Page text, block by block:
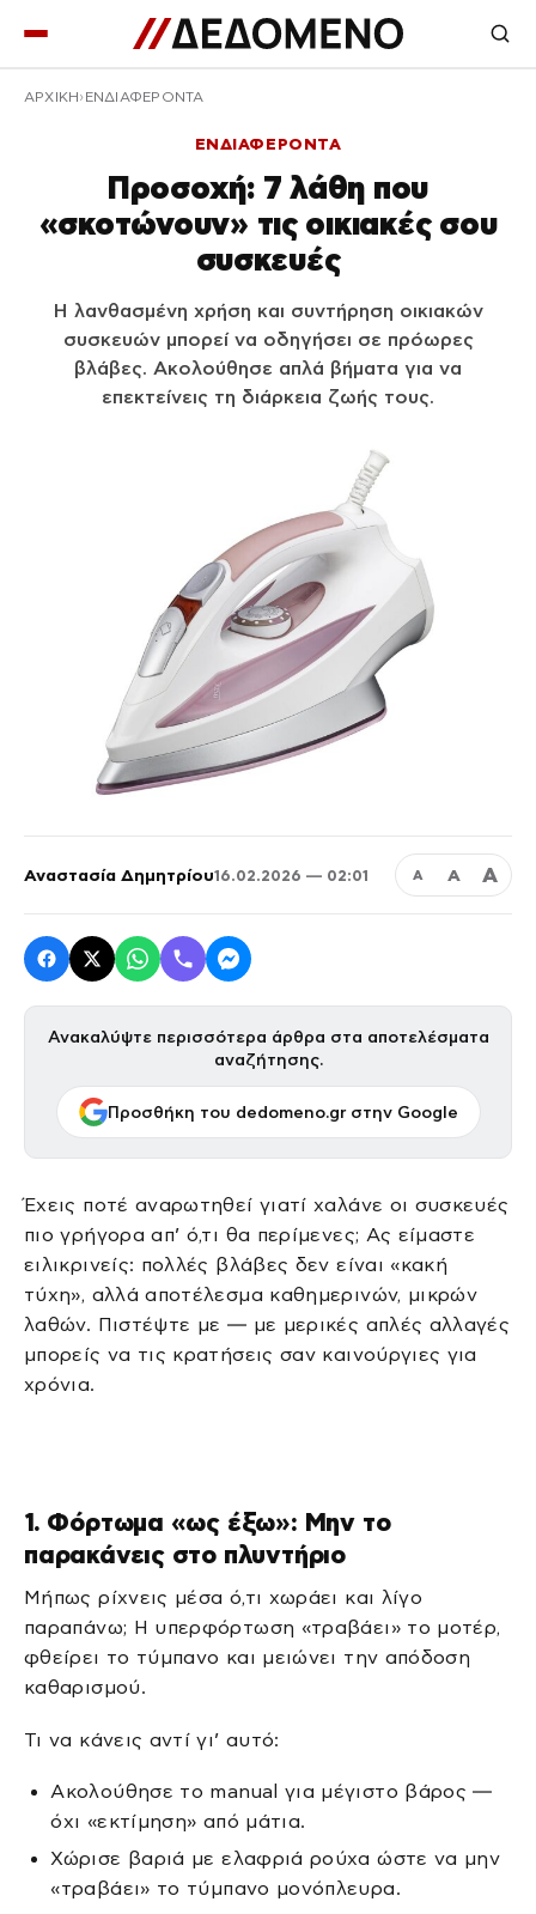
ΑΡΧΙΚΉ ΕΝΔΙΑΦΕΡΟΝΤΑ
ΕΝΔΙΑΦΕΡΟΝΤΑ
Προσοχή: 7 λάθη που
«σκοτώνουν» τις οικιακές σου
συσκευές
Η λανθασμένη χρήση και συντήρηση οικιακών
συσκευών μπορεί να οδηγήσει σε πρόωρες
βλάβες. Ακολούθησε απλά βήματα για να
επεκτείνεις τη διάρκεια ζωής τους.
Αναστασία Δημητρίου16.02.2026 — 02:01 Α Α Α
Ανακαλύψτε περισσότερα άρθρα στα αποτελέσματα
αναζήτησης.
Προσθήκη του dedomeno.gr στην Google
Έχεις ποτέ αναρωτηθεί γιατί χαλάνε οι συσκευές
πιο γρήγορα απ’ ό,τι θα περίμενες; Ας είμαστε
ειλικρινείς: πολλές βλάβες δεν είναι «κακή
τύχη», αλλά αποτέλεσμα καθημερινών, μικρών
λαθών. Πιστέψτε με — με μερικές απλές αλλαγές
μπορείς να τις κρατήσεις σαν καινούργιες για
χρόνια.
1. Φόρτωμα «ως έξω»: Μην το
παρακάνεις στο πλυντήριο
Μήπως ρίχνεις μέσα ό,τι χωράει και λίγο
παραπάνω; Η υπερφόρτωση «τραβάει» το μοτέρ,
φθείρει το τύμπανο και μειώνει την απόδοση
καθαρισμού.
Τι να κάνεις αντί γι’ αυτό:
Ακολούθησε το manual για μέγιστο βάρος —
όχι «εκτίμηση» από μάτια.
Χώρισε βαριά με ελαφριά ρούχα ώστε να μην
«τραβάει» το τύμπανο μονόπλευρα.